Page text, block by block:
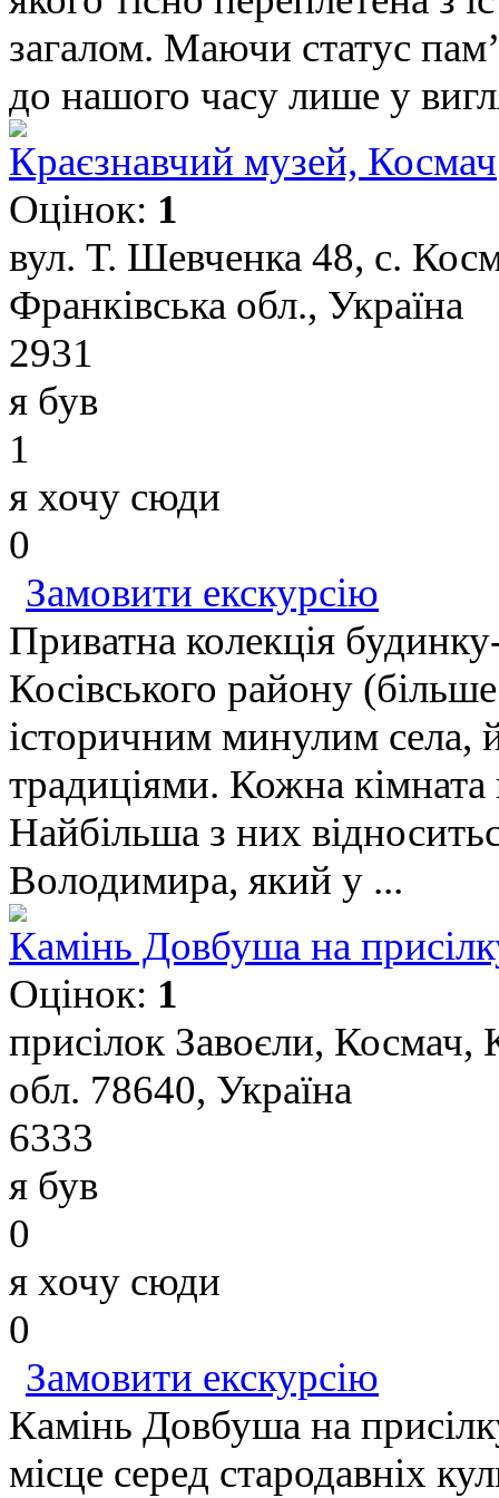
загалом. Маючи статус
до нашого часу лише у
Краєзнавчий музей, Космач
Оцінок: 1
вул. Т. Шевченка 48, с.
Франківська обл., Україна
2931
я був
1
я хочу сюди
0
Замовити екскурсію
Приватна колекція
Косівського району
історичним минулим села,
традиціями. Кожна кімната
Найбільша з них
Володимира, який у ...
Камінь Довбуша на
Оцінок: 1
присілок Завоєли, Космач,
обл. 78640, Україна
6333
я був
0
я хочу сюди
0
Замовити екскурсію
Камінь Довбуша на
місце серед стародавніх